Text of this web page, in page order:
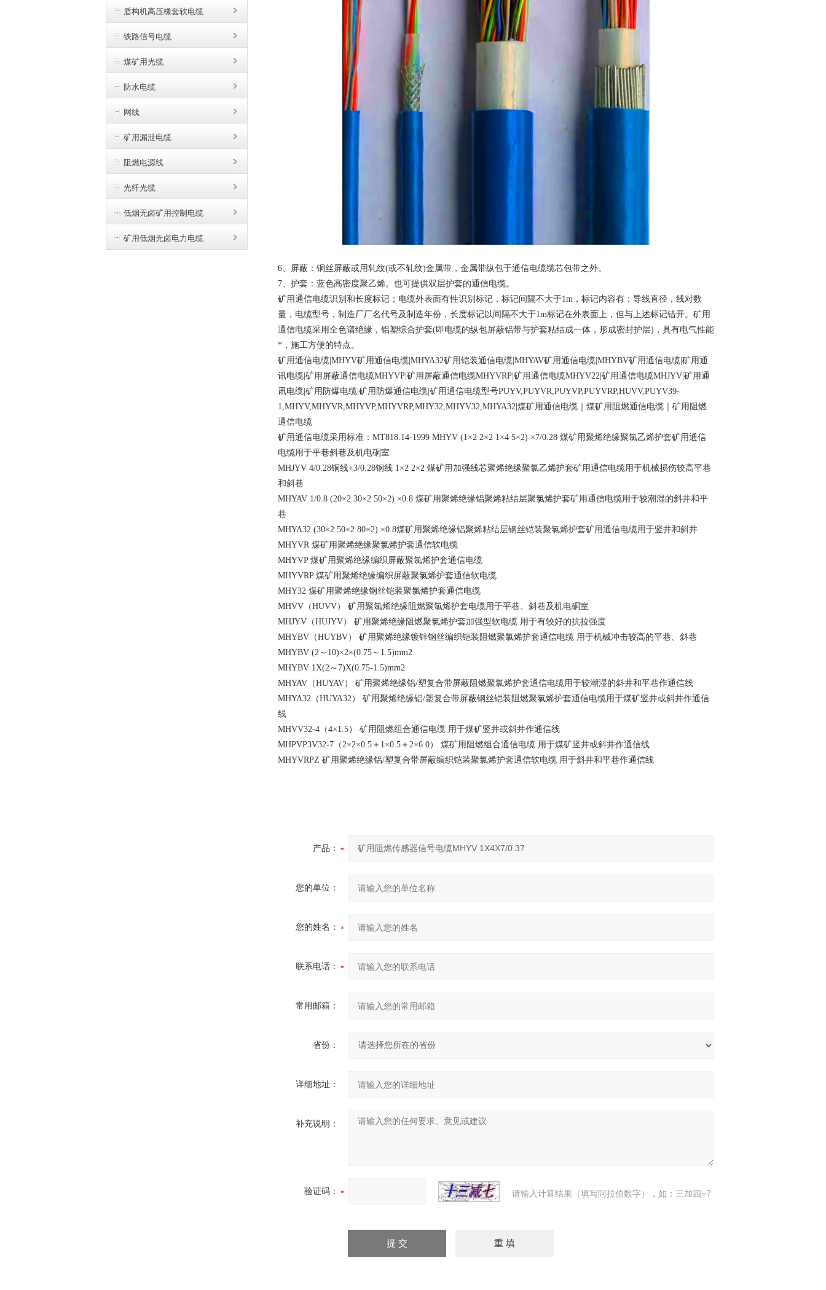
盾构机高压橡套软电缆
铁路信号电缆
煤矿用光缆
防水电缆
网线
矿用漏泄电缆
阻燃电源线
光纤光缆
低烟无卤矿用控制电缆
矿用低烟无卤电力电缆
6、屏蔽：铜丝屏蔽或用轧纹(或不轧纹)金属带，金属带纵包于通信电缆缆芯包带之外。
7、护套：蓝色高密度聚乙烯。也可提供双层护套的通信电缆。
矿用通信电缆识别和长度标记；电缆外表面有性识别标记，标记间隔不大于1m，标记内容有：导线直径，线对数
量，电缆型号，制造厂厂名代号及制造年份，长度标记以间隔不大于1m标记在外表面上，但与上述标记错开。矿用
通信电缆采用全色谱绝缘，铝塑综合护套(即电缆的纵包屏蔽铝带与护套粘结成一体，形成密封护层)，具有电气性能
*，施工方便的特点。
矿用通信电缆 |MHYV矿用通信电缆|MHYA32矿用铠装通信电缆|MHYAV矿用通信电缆|MHYBV矿用通信电缆|矿用通
讯电缆|矿用屏蔽通信电缆MHYVP|矿用屏蔽通信电缆MHYVRP|矿用通信电缆MHYV22|矿用通信电缆MHJYV|矿用通
讯电缆|矿用防爆电缆|矿用防爆通信电缆|矿用通信电缆型号PUYV,PUYVR,PUYVP,PUYVRP,HUVV,PUYV39-
1,MHYV,MHYVR,MHYVP,MHYVRP,MHY32,MHYV32,MHYA32|煤矿用通信电缆｜煤矿用阻燃通信电缆｜矿用阻燃
通信电缆
矿用通信电缆采用标准： MT818.14-1999 MHYV (1×2 2×2 1×4 5×2) ×7/0.28 煤矿用聚烯绝缘聚氯乙烯护套矿用通信
电缆用于平巷斜巷及机电硐室
MHJYV 4/0.28铜线+3/0.28钢线 1×2 2×2 煤矿用加强线芯聚烯绝缘聚氯乙烯护套矿用通信电缆用于机械损伤较高平巷
和斜巷
MHYAV 1/0.8 (20×2 30×2 50×2) ×0.8 煤矿用聚烯绝缘铝聚烯粘结层聚氯烯护套矿用通信电缆用于较潮湿的斜井和平
巷
MHYA32 (30×2 50×2 80×2) ×0.8煤矿用聚烯绝缘铝聚烯粘结层钢丝铠装聚氯烯护套矿用通信电缆用于竖井和斜井
MHYVR 煤矿用聚烯绝缘聚氯烯护套通信软电缆
MHYVP 煤矿用聚烯绝缘编织屏蔽聚氯烯护套通信电缆
MHYVRP 煤矿用聚烯绝缘编织屏蔽聚氯烯护套通信软电缆
MHY32 煤矿用聚烯绝缘钢丝铠装聚氯烯护套通信电缆
MHVV（HUVV） 矿用聚氯烯绝缘阻燃聚氯烯护套电缆用于平巷、斜巷及机电硐室
MHJYV（HUJYV） 矿用聚烯绝缘阻燃聚氯烯护套加强型软电缆 用于有较好的抗拉强度
MHYBV（HUYBV） 矿用聚烯绝缘镀锌钢丝编织铠装阻燃聚氯烯护套通信电缆 用于机械冲击较高的平巷、斜巷
MHYBV (2～10)×2×(0.75～1.5)mm2
MHYBV 1X(2～7)X(0.75-1.5)mm2
MHYAV（HUYAV） 矿用聚烯绝缘铝/塑复合带屏蔽阻燃聚氯烯护套通信电缆用于较潮湿的斜井和平巷作通信线
MHYA32（HUYA32） 矿用聚烯绝缘铝/塑复合带屏蔽钢丝铠装阻燃聚氯烯护套通信电缆用于煤矿竖井或斜井作通信
线
MHVV32-4（4×1.5） 矿用阻燃组合通信电缆 用于煤矿竖井或斜井作通信线
MHPVP3V32-7（2×2×0.5＋1×0.5＋2×6.0） 煤矿用阻燃组合通信电缆 用于煤矿竖井或斜井作通信线
MHYVRPZ 矿用聚烯绝缘铝/塑复合带屏蔽编织铠装聚氯烯护套通信软电缆 用于斜井和平巷作通信线
产品：
您的单位：
您的姓名：
联系电话：
常用邮箱：
省份：
详细地址：
补充说明：
验证码： 请输入计算结果（填写阿拉伯数字），如：三加四=7